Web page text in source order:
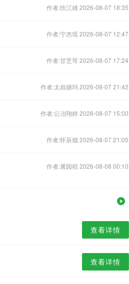
作者:扶江雄 2026-08-07 18:35
作者:宁杰瑶 2026-08-07 12:47
作者:甘芝苛 2026-08-07 17:24
作者:太叔娣玛 2026-08-07 21:42
作者:公冶翔婷 2026-08-07 15:00
作者:怀辰烟 2026-08-07 21:05
作者:屠园程 2026-08-08 00:10
查看详情
查看详情